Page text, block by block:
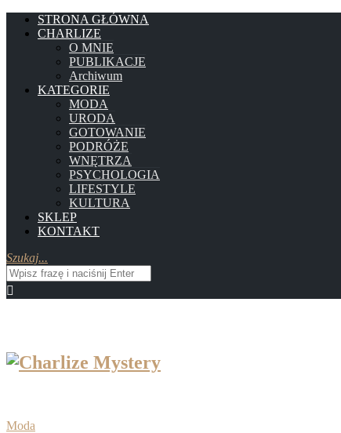
STRONA GŁÓWNA
CHARLIZE
O MNIE
PUBLIKACJE
Archiwum
KATEGORIE
MODA
URODA
GOTOWANIE
PODRÓŻE
WNĘTRZA
PSYCHOLOGIA
LIFESTYLE
KULTURA
SKLEP
KONTAKT
Szukaj...
Moda